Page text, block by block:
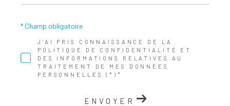
J'AI PRIS CONNAISSANCE DE LA
POLITIQUE DE CONFIDENTIALITÉ ET
DES INFORMATIONS RELATIVES AU
TRAITEMENT DE MES DONNÉES
PERSONNELLES (*)*
* Champ obligatoire
ENVOYER